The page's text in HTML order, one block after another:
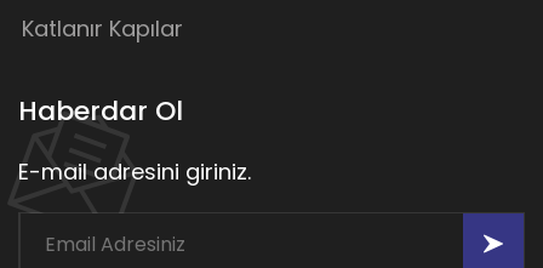
Katlanır Kapılar
Haberdar Ol
E-mail adresini giriniz.